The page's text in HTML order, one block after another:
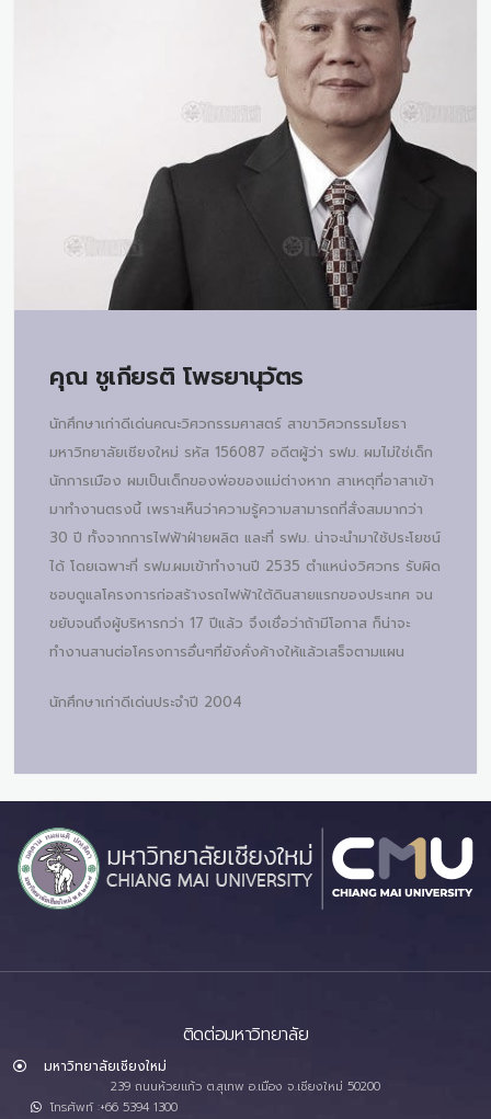
คุณ ชูเกียรติ โพธยานุวัตร
นักศึกษาเก่าดีเด่นคณะวิศวกรรมศาสตร์ สาขาวิศวกรรมโยธา
มหาวิทยาลัยเชียงใหม่ รหัส 156087 อดีตผู้ว่า รฟม. ผมไม่ใช่เด็ก
นักการเมือง ผมเป็นเด็กของพ่อของแม่ต่างหาก สาเหตุที่อาสาเข้า
มาทำงานตรงนี้ เพราะเห็นว่าความรู้ความสามารถที่สั่งสมมากว่า
30 ปี ทั้งจากการไฟฟ้าฝ่ายผลิต และที่ รฟม. น่าจะนำมาใช้ประโยชน์
ได้ โดยเฉพาะที่ รฟม.ผมเข้าทำงานปี 2535 ตำแหน่งวิศวกร รับผิด
ชอบดูแลโครงการก่อสร้างรถไฟฟ้าใต้ดินสายแรกของประเทศ จน
ขยับจนถึงผู้บริหารกว่า 17 ปีแล้ว จึงเชื่อว่าถ้ามีโอกาส ก็น่าจะ
ทำงานสานต่อโครงการอื่นๆที่ยังคั่งค้างให้แล้วเสร็จตามแผน
นักศึกษาเก่าดีเด่นประจำปี 2004
ติดต่อมหาวิทยาลัย
มหาวิทยาลัยเชียงใหม่
239 ถนนห้วยแก้ว ต.สุเทพ อ.เมือง จ.เชียงใหม่ 50200
โทรศัพท์ :+66 5394 1300